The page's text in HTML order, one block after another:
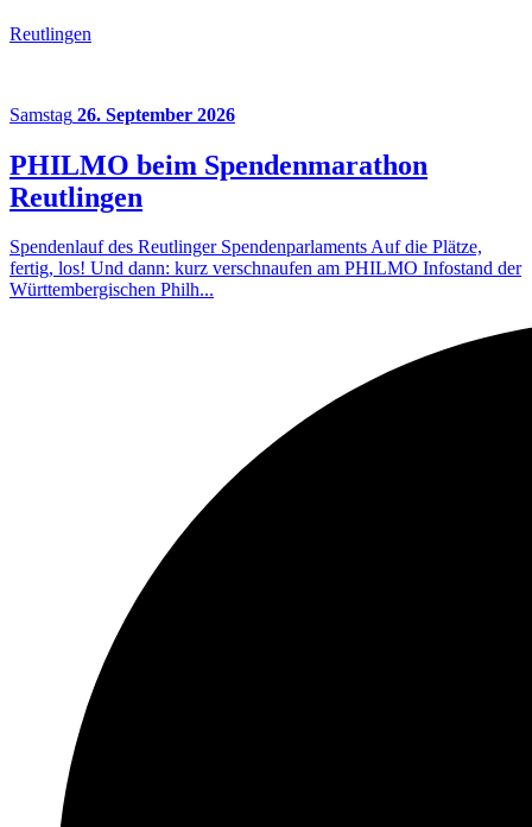
Reutlingen
Samstag 26. September 2026
PHILMO beim Spendenmarathon
Reutlingen
Spendenlauf des Reutlinger Spendenparlaments Auf die Plätze,
fertig, los! Und dann: kurz verschnaufen am PHILMO Infostand der
Württembergischen Philh...